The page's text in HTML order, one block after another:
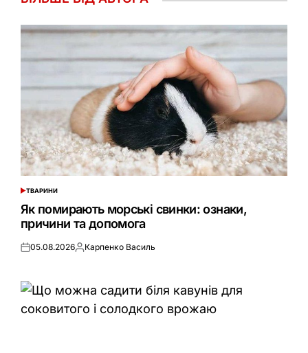
ОПУБЛІКУВАТИ
У
ТВАРИНИ
Як помирають морські свинки: ознаки,
причини та допомога
Оприлюднено
05.08.2026Опубліковано
Карпенко Василь